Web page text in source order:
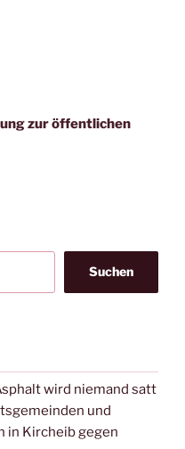
zur öffentlichen
Suchen
wird niemand satt
und
in Kircheib gegen